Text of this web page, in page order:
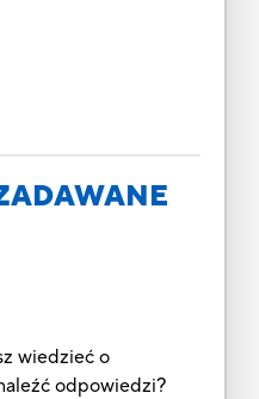
wiedzieć o
odpowiedzi?